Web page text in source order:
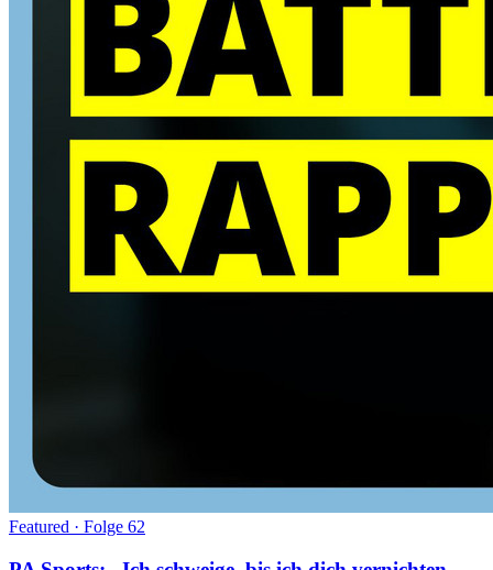
Featured · Folge 62